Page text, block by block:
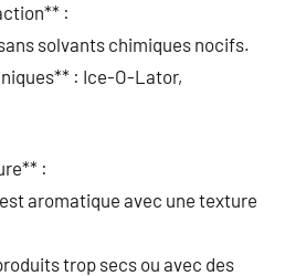
:
solvants chimiques nocifs.
: Ice-O-Lator,
:
aromatique avec une texture
trop secs ou avec des